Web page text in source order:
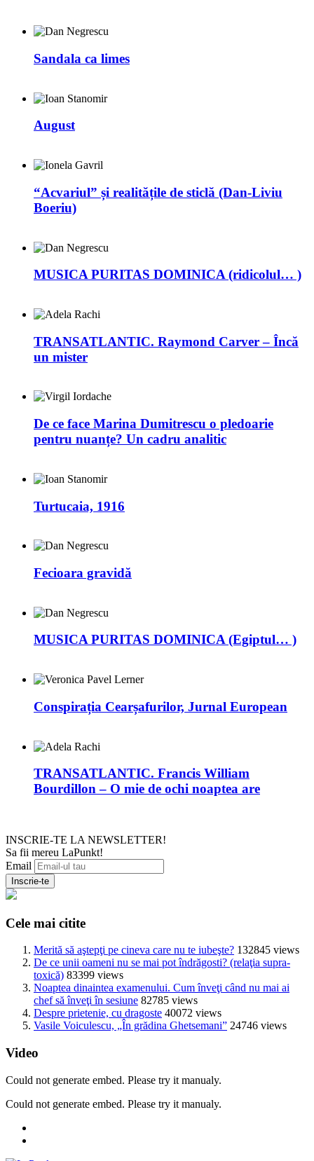
Sandala ca limes
August
“Acvariul” și realitățile de sticlă (Dan-Liviu
Boeriu)
MUSICA PURITAS DOMINICA (ridicolul… )
TRANSATLANTIC. Raymond Carver – Încă
un mister
De ce face Marina Dumitrescu o pledoarie
pentru nuanțe? Un cadru analitic
Turtucaia, 1916
Fecioara gravidă
MUSICA PURITAS DOMINICA (Egiptul… )
Conspirația Cearșafurilor, Jurnal European
TRANSATLANTIC. Francis William
Bourdillon – O mie de ochi noaptea are
INSCRIE-TE LA NEWSLETTER!
Sa fii mereu LaPunkt!
Email
Cele mai citite
Merită să aştepţi pe cineva care nu te iubeşte? 132845 views
De ce unii oameni nu se mai pot îndrăgosti? (relaţia supra-
toxică) 83399 views
Noaptea dinaintea examenului. Cum înveţi când nu mai ai
chef să înveţi în sesiune 82785 views
Despre prietenie, cu dragoste 40072 views
Vasile Voiculescu, „În grădina Ghetsemani” 24746 views
Video
Could not generate embed. Please try it manualy.
Could not generate embed. Please try it manualy.